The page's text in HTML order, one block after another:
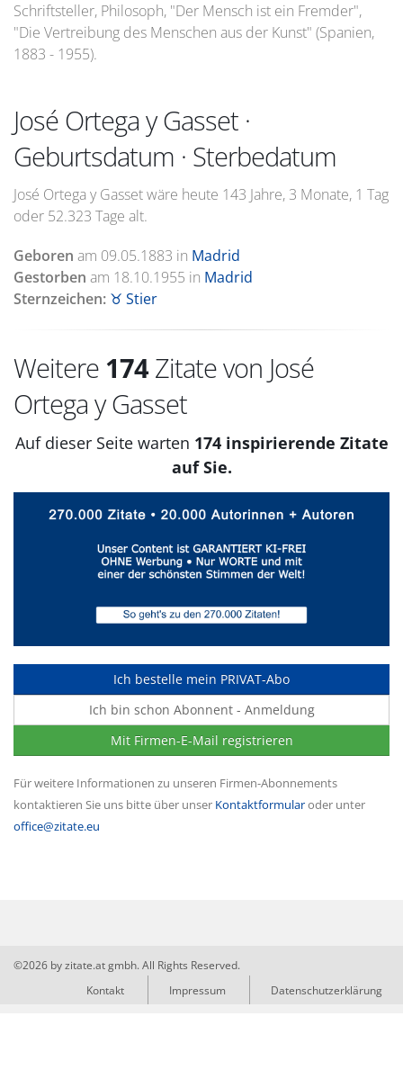
Schriftsteller, Philosoph, "Der Mensch ist ein Fremder",
"Die Vertreibung des Menschen aus der Kunst" (Spanien,
1883 - 1955).
José Ortega y Gasset ·
Geburtsdatum · Sterbedatum
José Ortega y Gasset wäre heute 143 Jahre, 3 Monate, 1 Tag
oder 52.323 Tage alt.
Geboren am 09.05.1883 in Madrid
Gestorben am 18.10.1955 in Madrid
Sternzeichen: ♉ Stier
Weitere 174 Zitate von José
Ortega y Gasset
Auf dieser Seite warten 174 inspirierende Zitate
auf Sie.
Ich bestelle mein PRIVAT-Abo
Ich bin schon Abonnent - Anmeldung
Mit Firmen-E-Mail registrieren
Für weitere Informationen zu unseren Firmen-Abonnements
kontaktieren Sie uns bitte über unser Kontaktformularoder unter
office@zitate.eu
©2026 by zitate.at gmbh. All Rights Reserved.
Kontakt
Impressum Datenschutzerklärung